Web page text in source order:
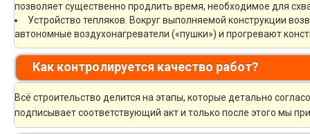
позволяет существенно продлить время, необходимое для
Устройство тепляков. Вокруг выполняемой конструкции
автономные воздухонагреватели («пушки») и прогревают
Как контролируется качество работ?
Всё строительство делится на этапы, которые детально
подписывает соответствующий акт и только после этого мы